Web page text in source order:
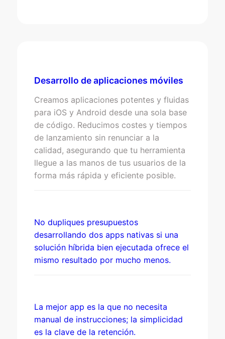
Desarrollo de aplicaciones móviles
Creamos aplicaciones potentes y fluidas
para iOS y Android desde una sola base
de código. Reducimos costes y tiempos
de lanzamiento sin renunciar a la
calidad, asegurando que tu herramienta
llegue a las manos de tus usuarios de la
forma más rápida y eficiente posible.
No dupliques presupuestos
desarrollando dos apps nativas si una
solución híbrida bien ejecutada ofrece el
mismo resultado por mucho menos.
La mejor app es la que no necesita
manual de instrucciones; la simplicidad
es la clave de la retención.